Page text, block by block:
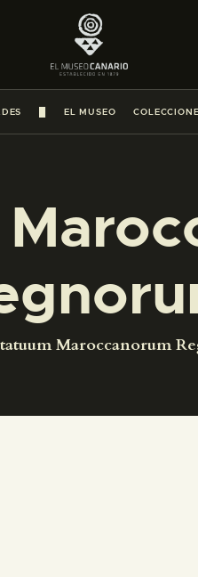
EL MUSEO
Maroccanorum
LA VISITA
LA VISITA